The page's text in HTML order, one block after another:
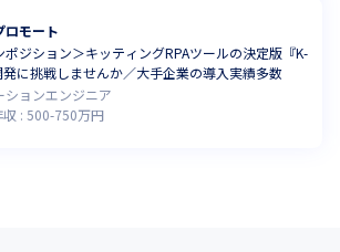
ロモート
ポジション＞キッティングRPAツールの決定版『K-
に挑戦しませんか／大手企業の導入実績多数
ションエンジニア
収 : 500-750万円